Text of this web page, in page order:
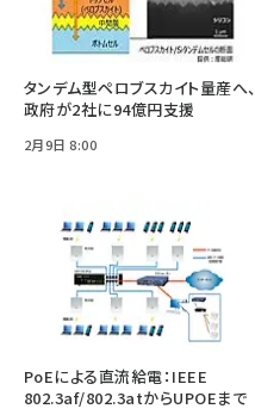
タンデム型ペロブスカイト量産へ、
政府が2社に94億円支援
2月9日 8:00
PoEによる直流給電：IEEE
802.3af/802.3atからUPOEまで